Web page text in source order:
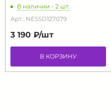
В наличии - 2 шт.
Арт.: NESSD127079
3 190 ₽/шт
В КОРЗИНУ